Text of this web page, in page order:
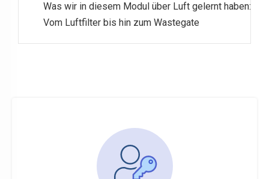
Was wir in diesem Modul über Luft gelernt haben:
Vom Luftfilter bis hin zum Wastegate